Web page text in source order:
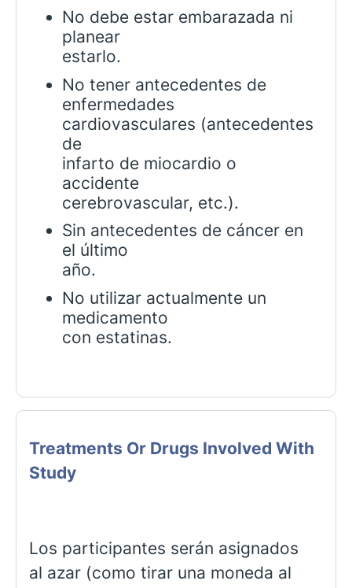
No debe estar embarazada ni
planear
estarlo.
No tener antecedentes de
enfermedades
cardiovasculares (antecedentes
de
infarto de miocardio o
accidente
cerebrovascular, etc.).
Sin antecedentes de cáncer en
el último
año.
No utilizar actualmente un
medicamento
con estatinas.
Treatments Or Drugs Involved With
Study
Los participantes serán asignados
al azar (como tirar una moneda al